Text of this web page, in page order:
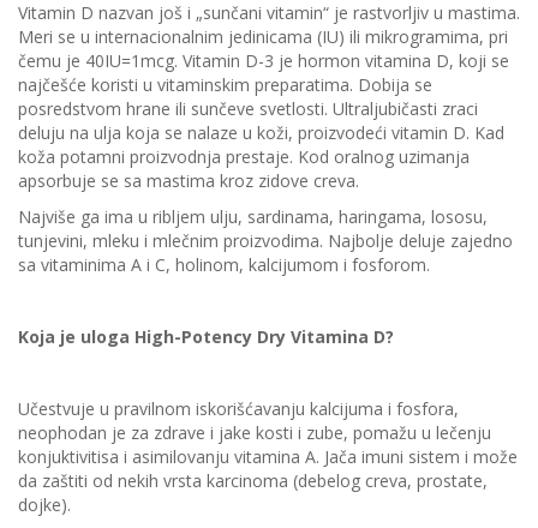
Vitamin D nazvan još i „sunčani vitamin“ je rastvorljiv u mastima.
Meri se u internacionalnim jedinicama (IU) ili mikrogramima, pri
čemu je 40IU=1mcg. Vitamin D-3 je hormon vitamina D, koji se
najčešće koristi u vitaminskim preparatima. Dobija se
posredstvom hrane ili sunčeve svetlosti. Ultraljubičasti zraci
deluju na ulja koja se nalaze u koži, proizvodeći vitamin D. Kad
koža potamni proizvodnja prestaje. Kod oralnog uzimanja
apsorbuje se sa mastima kroz zidove creva.
Najviše ga ima u ribljem ulju, sardinama, haringama, lososu,
tunjevini, mleku i mlečnim proizvodima. Najbolje deluje zajedno
sa vitaminima A i C, holinom, kalcijumom i fosforom.
Koja je uloga High-Potency Dry Vitamina D?
Učestvuje u pravilnom iskorišćavanju kalcijuma i fosfora,
neophodan je za zdrave i jake kosti i zube, pomažu u lečenju
konjuktivitisa i asimilovanju vitamina A. Jača imuni sistem i može
da zaštiti od nekih vrsta karcinoma (debelog creva, prostate,
dojke).